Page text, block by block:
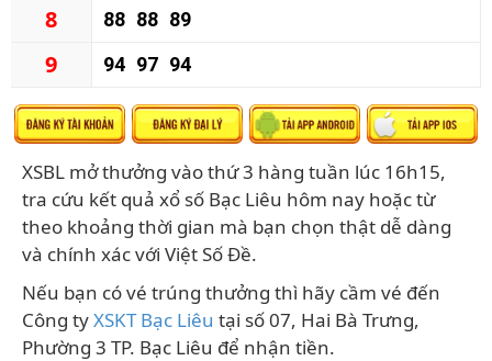
8 88 88 89
9 94 97 94
XSBL mở thưởng vào thứ 3 hàng tuần lúc 16h15,
tra cứu kết quả xổ số Bạc Liêu hôm nay hoặc từ
theo khoảng thời gian mà bạn chọn thật dễ dàng
và chính xác với Việt Số Đề.
Nếu bạn có vé trúng thưởng thì hãy cầm vé đến
Công tyXSKT Bạc Liêu tại số 07, Hai Bà Trưng,
Phường 3 TP. Bạc Liêu để nhận tiền.